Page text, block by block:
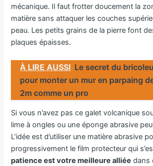
mécanique. Il faut frotter doucement la
matière sans attaquer les couches
peau. Les petits grains de la pierre font
plaques épaisses.
À LIRE AUSSI Le secret du
pour monter un mur en parpaing
2m comme un pro
Si vous n’avez pas ce galet volcanique
lime à ongles ou une éponge abrasive
L’idée est d’utiliser une matière abrasive
progressivement le film protecteur qui
patience est votre meilleure alliée dans